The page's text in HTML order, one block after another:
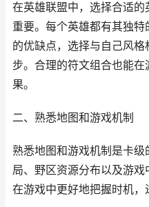
在英雄联盟中，选择合适
重要。每个英雄都有其独
的优缺点，选择与自己风
步。合理的符文组合也能
果。
二、熟悉地图和游戏机制
熟悉地图和游戏机制是卡
局、野区资源分布以及游
在游戏中更好地把握时机，